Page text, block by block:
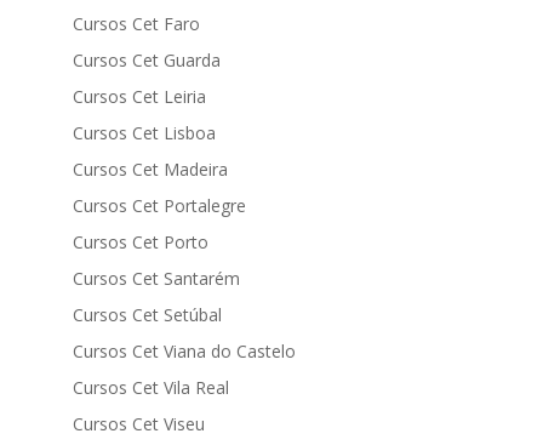
Cursos Cet Faro
Cursos Cet Guarda
Cursos Cet Leiria
Cursos Cet Lisboa
Cursos Cet Madeira
Cursos Cet Portalegre
Cursos Cet Porto
Cursos Cet Santarém
Cursos Cet Setúbal
Cursos Cet Viana do Castelo
Cursos Cet Vila Real
Cursos Cet Viseu